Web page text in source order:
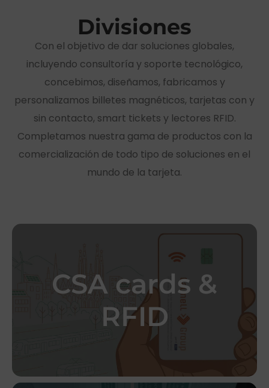
Divisiones
Con el objetivo de dar soluciones globales,
incluyendo consultoría y soporte tecnológico,
concebimos, diseñamos, fabricamos y
personalizamos billetes magnéticos, tarjetas con y
sin contacto, smart tickets y lectores RFID.
Completamos nuestra gama de productos con la
comercialización de todo tipo de soluciones en el
mundo de la tarjeta.
CSA cards &
RFID
Tarjetas de tecnología sin
contacto, con contacto y
dual, Smart tickets y
etiquetas RFID.